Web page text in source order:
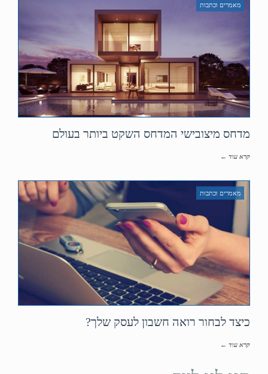
מאמרים וכתבות
מדחס מיצובישי המדחס השקט ביותר בעולם
קרא עוד ←
מאמרים וכתבות
כיצד לבחור רואה חשבון לעסק שלך?
קרא עוד ←